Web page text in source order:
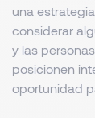
una
considerar
y las
posicionen
oportunidad